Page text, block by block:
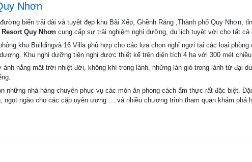
Nhơn
biển trải dài và tuyệt đẹp khu Bãi Xếp, Ghềnh Ráng ,Thành phố Quy Nhơn,
Resort Quy Nhơn cung cấp sự trải nghiệm nghỉ dưỡng, du lịch tuyệt vời cho tất
khu Buildingvà 16 Villa phù hợp cho các lựa chọn nghỉ ngơi tại các loại
Khu nghỉ dưỡng tiện nghi được thiết kế trên diện tích 4 ha với 300 mét
ánh nắng mặt trời nhiệt đới, không khí trong lành, những làn gió trong lành từ đại
những nhà hàng chuyên phục vụ các món ăn phong cách ẩm thực rất đặc biệt.
ngào cho các cặp uyên ương … và nhiều chương trình tham quan khám phá